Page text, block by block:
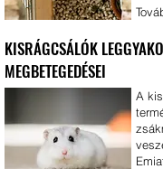
KISRÁGCSÁLÓK
MEGBETEGEDÉSEI
A